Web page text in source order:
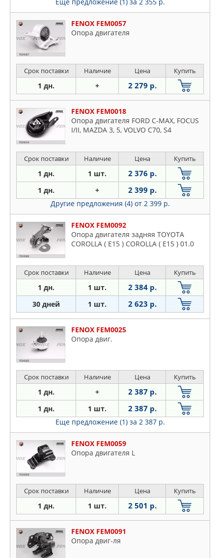
FENOX FEM0057
Опора двигателя
Срок поставки Наличие Цена Купить
1 дн. + 2 279 р.
FENOX FEM0018
Опора двигателя FORD C-MAX, FOCUS
I/II, MAZDA 3, 5, VOLVO C70, S4
Срок поставки Наличие Цена Купить
1 дн. 1 шт. 2 376 р.
1 дн. + 2 399 р.
Другие предложения (4) от 2 399 р.
FENOX FEM0092
Опора двигателя задняя TOYOTA
COROLLA ( E15 ) COROLLA ( E15 ) 01.0
Срок поставки Наличие Цена Купить
1 дн. 1 шт. 2 384 р.
30 дней 1 шт. 2 623 р.
FENOX FEM0025
Опора двиг.
Срок поставки Наличие Цена Купить
1 дн. + 2 387 р.
1 дн. 1 шт. 2 387 р.
Еще предложение (1) за 2 387 р.
FENOX FEM0059
Опора двигателя L
Срок поставки Наличие Цена Купить
1 дн. 1 шт. 2 501 р.
FENOX FEM0091
Опора двиг-ля